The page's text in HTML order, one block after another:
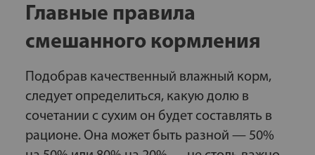
Главные правила
смешанного кормления
Подобрав качественный влажный корм,
следует определиться, какую долю в
сочетании с сухим он будет составлять в
рационе. Она может быть разной — 50%